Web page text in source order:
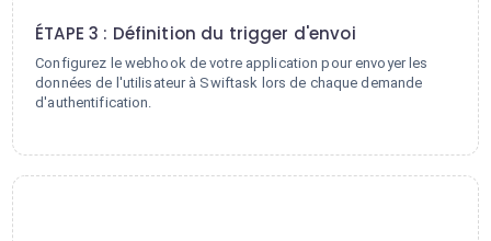
ÉTAPE 3 : Définition du trigger d'envoi
Configurez le webhook de votre application pour envoyer les
données de l'utilisateur à Swiftask lors de chaque demande
d'authentification.